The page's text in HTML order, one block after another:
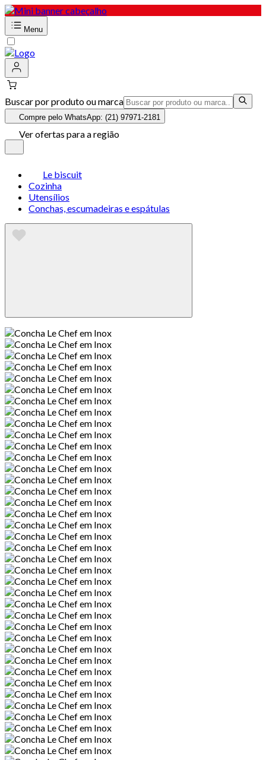
Menu
Buscar por produto ou marca
Compre pelo WhatsApp: (21) 97971-2181
Ver ofertas para a região
Le biscuit
Cozinha
Utensílios
Conchas, escumadeiras e espátulas